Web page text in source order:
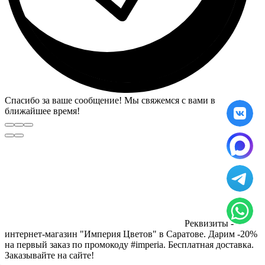
Спасибо за ваше сообщение! Мы свяжемся с вами в
ближайшее время!
Реквизиты -
интернет-магазин "Империя Цветов" в Саратове. Дарим -20%
на первый заказ по промокоду #imperia. Бесплатная доставка.
Заказывайте на сайте!